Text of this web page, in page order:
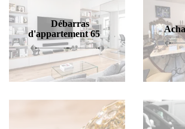
Débarras
d'appartement 65